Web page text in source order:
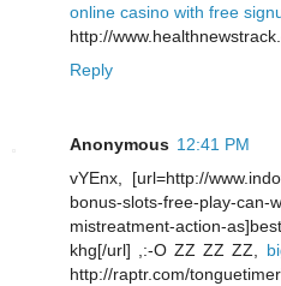
online casino with free
http://
Reply
Anonymous 12:41 PM
vYEnx, [url=http://
bonus-slots-free-play-can-
mistreatment-action-
khg[/url] ,:-O ZZ ZZ ZZ,
http://raptr.com/